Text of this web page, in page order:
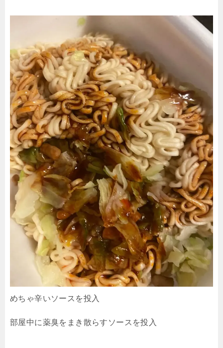
めちゃ辛いソースを投入
部屋中に薬臭をまき散らすソースを投入